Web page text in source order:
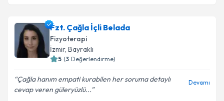
Fzt. Anıl Ersoyiçin randevu takvimi talebi oluşturun.
Size bu uzmandan randevu almanız için bir takvim
hazırlandığında e-posta ile bilgilendireceğiz.
Fzt. Çağla İçli Belada
Fizyoterapi
İzmir, Bayraklı
5 (3 Değerlendirme)
Çağla hanım empati kurabilen her soruma detaylı
cevap veren güleryüzlü...
Devamı